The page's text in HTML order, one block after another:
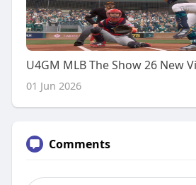
01 Jun 2026
Comments